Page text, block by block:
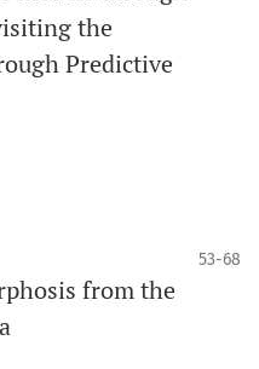
the
Predictive
53-68
from the